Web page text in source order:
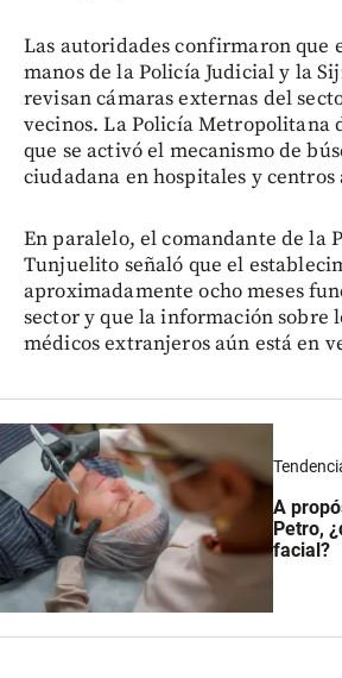
Las autoridades confirmaron que
manos de la Policía Judicial y la
revisan cámaras externas del
vecinos. La Policía Metropolitana
que se activó el mecanismo de
ciudadana en hospitales y centros
En paralelo, el comandante de la
Tunjuelito señaló que el
aproximadamente ocho meses
sector y que la información sobre
médicos extranjeros aún está en
A
Petro,
facial?